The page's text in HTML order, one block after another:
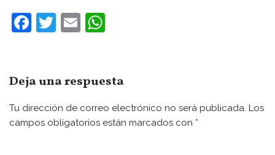
F
e
b
o
T
er
E
l
s
A
p
Deja una respuesta
Tu dirección de correo electrónico no será publicada. Los
campos obligatorios están marcados con *